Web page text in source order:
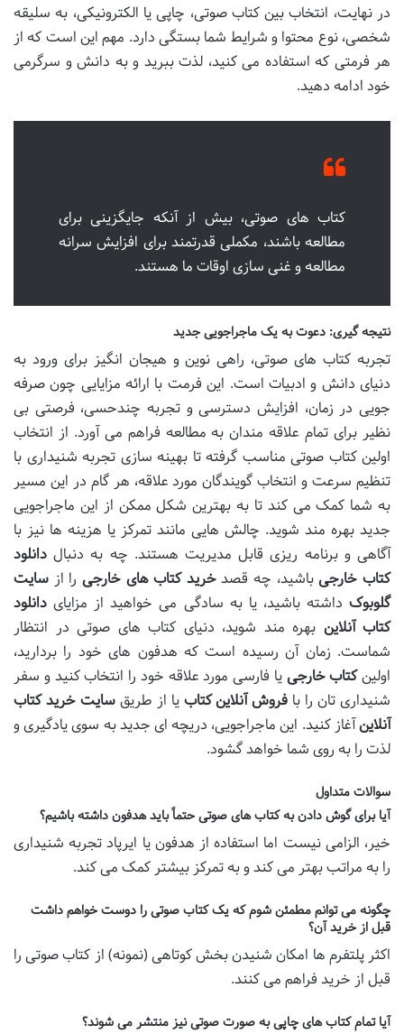
در نهایت، انتخاب بین کتاب صوتی، چاپی یا الکترونیکی، به سلیقه
شخصی، نوع محتوا و شرایط شما بستگی دارد. مهم این است که از
هر فرمتی که استفاده می کنید، لذت ببرید و به دانش و سرگرمی
خود ادامه دهید.
کتاب های صوتی، بیش از آنکه جایگزینی برای
مطالعه باشند، مکملی قدرتمند برای افزایش سرانه
مطالعه و غنی سازی اوقات ما هستند.
نتیجه گیری: دعوت به یک ماجراجویی جدید
تجربه کتاب های صوتی، راهی نوین و هیجان انگیز برای ورود به
دنیای دانش و ادبیات است. این فرمت با ارائه مزایایی چون صرفه
جویی در زمان، افزایش دسترسی و تجربه چندحسی، فرصتی بی
نظیر برای تمام علاقه مندان به مطالعه فراهم می آورد. از انتخاب
اولین کتاب صوتی مناسب گرفته تا بهینه سازی تجربه شنیداری با
تنظیم سرعت و انتخاب گویندگان مورد علاقه، هر گام در این مسیر
به شما کمک می کند تا به بهترین شکل ممکن از این ماجراجویی
جدید بهره مند شوید. چالش هایی مانند تمرکز یا هزینه ها نیز با
آگاهی و برنامه ریزی قابل مدیریت هستند. چه به دنبال دانلود
کتاب خارجیباشید، چه قصدخرید کتاب های خارجی را از سایت
گلوبوک داشته باشید، یا به سادگی می خواهید از مزایای دانلود
کتاب آنلاین بهره مند شوید، دنیای کتاب های صوتی در انتظار
شماست. زمان آن رسیده است که هدفون های خود را بردارید،
اولینکتاب خارجی یا فارسی مورد علاقه خود را انتخاب کنید و سفر
شنیداری تان را با فروش آنلاین کتاب یا از طریقسایت خرید کتاب
آنلاینآغاز کنید. این ماجراجویی، دریچه ای جدید به سوی یادگیری و
لذت را به روی شما خواهد گشود.
سوالات متداول
آیا برای گوش دادن به کتاب های صوتی حتماً باید هدفون داشته باشیم؟
خیر، الزامی نیست اما استفاده از هدفون یا ایرپاد تجربه شنیداری
را به مراتب بهتر می کند و به تمرکز بیشتر کمک می کند.
چگونه می توانم مطمئن شوم که یک کتاب صوتی را دوست خواهم داشت
قبل از خرید آن؟
اکثر پلتفرم ها امکان شنیدن بخش کوتاهی (نمونه) از کتاب صوتی را
قبل از خرید فراهم می کنند.
آیا تمام کتاب های چاپی به صورت صوتی نیز منتشر می شوند؟